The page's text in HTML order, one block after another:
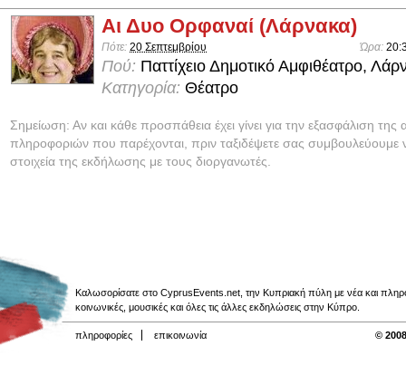
Αι Δυο Ορφαναί (Λάρνακα)
Πότε: 20 Σεπτεμβρίου Ώρα:
Πού: Παττίχειο Δημοτικό Αμφιθέατρο,
Κατηγορία: Θέατρο
Σημείωση: Αν και κάθε προσπάθεια έχει γίνει για την εξασφάλιση της
πληροφοριών που παρέχονται, πριν ταξιδέψετε σας συμβουλεύουμε
στοιχεία της εκδήλωσης με τους διοργανωτές.
Καλωσορίσατε στο CyprusEvents.net, την Κυπριακή πύλη με νέα και
κοινωνικές, μουσικές και όλες τις άλλες εκδηλώσεις στην Κύπρο.
πληροφορίες επικοινωνία ©